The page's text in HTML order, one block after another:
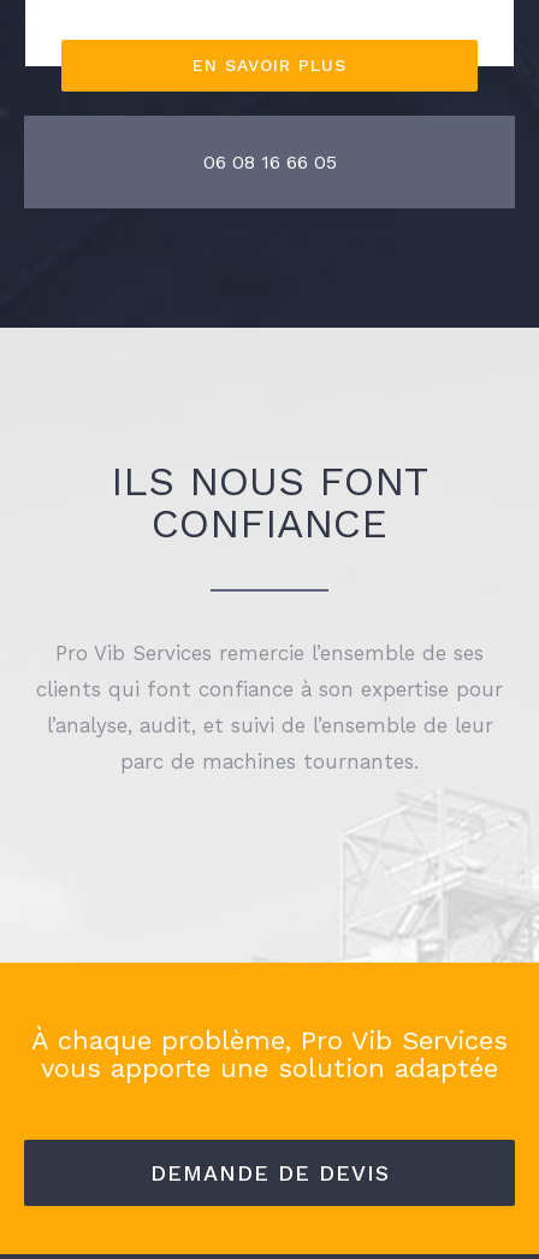
EN SAVOIR PLUS
06 08 16 66 05
ILS NOUS FONT
CONFIANCE
Pro Vib Services remercie l’ensemble de ses
clients qui font confiance à son expertise pour
l’analyse, audit, et suivi de l’ensemble de leur
parc de machines tournantes.
À chaque problème, Pro Vib Services
vous apporte une solution adaptée
DEMANDE DE DEVIS